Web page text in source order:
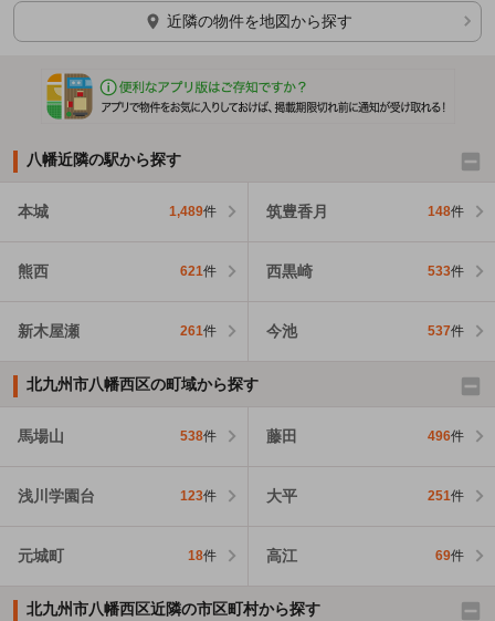
ほかの部屋を検索中…
近隣の物件を地図から探す
八幡近隣の駅から探す
本城 1,489件 筑豊香月 148件
熊西 621件 西黒崎 533件
新木屋瀬 261件 今池 537件
北九州市八幡西区の町域から探す
馬場山 538件 藤田 496件
浅川学園台 123件 大平 251件
元城町 18件 高江 69件
北九州市八幡西区近隣の市区町村から探す